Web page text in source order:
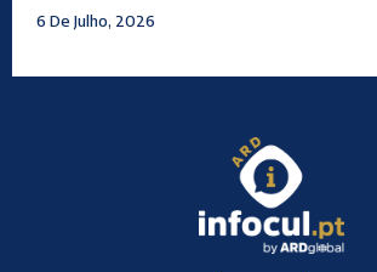
6 De Julho, 2026